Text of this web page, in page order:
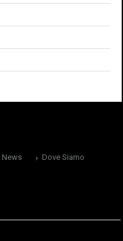
News
Dove Siamo